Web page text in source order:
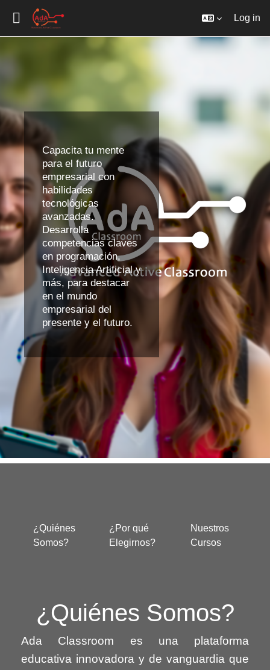
Log in
Capacita tu mente
para el futuro
empresarial con
habilidades
tecnológicas
avanzadas.
Desarrolla
competencias claves
en programación,
Inteligencia Artificial y
más, para destacar
en el mundo
empresarial del
presente y el futuro.
¿Quiénes
Somos?
¿Por qué
Elegirnos?
Nuestros
Cursos
¿Quiénes Somos?
Ada Classroom es una plataforma
educativa innovadora y de vanguardia que